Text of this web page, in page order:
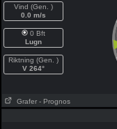
Vind (Gen. )
0.0 m/s
0 Bft
Lugn
Riktning (Gen. )
V 264°
Grafer - Prognos